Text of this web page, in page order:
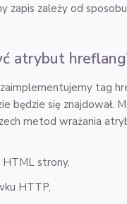
zapis zależy od
atrybut
tag
będzie się znajdował.
metod wrażania
strony,
HTTP,